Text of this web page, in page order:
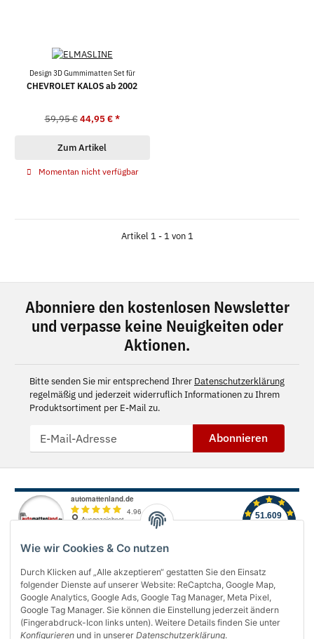
Wie wir Cookies & Co nutzen
Durch Klicken auf „Alle akzeptieren“ gestatten Sie den Einsatz
folgender Dienste auf unserer Website: ReCaptcha, Google Map,
Google Analytics, Google Ads, Google Tag Manager, Meta Pixel,
Google Tag Manager. Sie können die Einstellung jederzeit ändern
(Fingerabdruck-Icon links unten). Weitere Details finden Sie unter
Konfigurieren und in unserer Datenschutzerklärung.
Design 3D Gummimatten Set für
CHEVROLET KALOS ab 2002
59,95 € 44,95 €*
Zum Artikel
Momentan nicht verfügbar
Artikel 1 - 1 von 1
Abonniere den kostenlosen Newsletter
und verpasse keine Neuigkeiten oder
Aktionen.
Bitte senden Sie mir entsprechend Ihrer Datenschutzerklärung
regelmäßig und jederzeit widerruflich Informationen zu Ihrem
Produktsortiment per E-Mail zu.
Abonnieren
Über uns
Informationen